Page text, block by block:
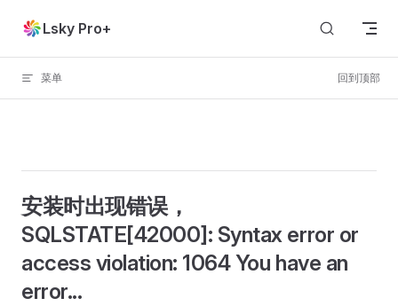
Skip to content
Lsky Pro+
菜单 回到顶部
安装时出现错误，
SQLSTATE[42000]: Syntax error or
access violation: 1064 You have an
error...